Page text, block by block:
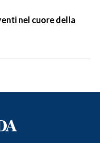
nel cuore della